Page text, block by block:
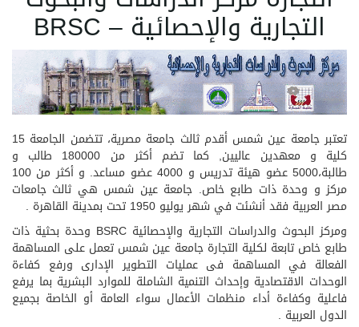
التجارية والإحصائية – BRSC
تعتبر جامعة عين شمس أقدم ثالث جامعة مصرية، تتضمن الجامعة 15
كلية و معهدين عاليين, كما تضم أكثر من 180000 طالب و
طالبة،5000 عضو هيئة تدريس و 4000 عضو مساعد. و أكثر من 100
مركز و وحدة ذات طابع خاص. جامعة عين شمس هي ثالث جامعات
مصر العربية فقد أنشئت في شهر يوليو 1950 تحت بمدينة القاهرة .
ومركز البحوث والدراسات التجارية والإحصائية BSRC وحدة بحثية ذات
طابع خاص تابعة لكلية التجارة جامعة عين شمس تعمل على المساهمة
الفعالة في المساهمة فى عمليات التطوير الإدارى ورفع كفاءة
الوحدات الاقتصادية وإحداث التنمية الشاملة للموارد البشرية بما يرفع
فاعلية وكفاءة أداء منظمات الأعمال سواء العامة أو الخاصة بجميع
الدول العربية .